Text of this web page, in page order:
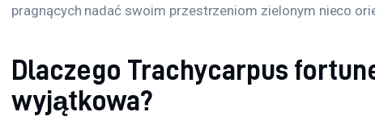
pragnących nadać swoim przestrzeniom zielonym nieco
Dlaczego Trachycarpus
wyjątkowa?